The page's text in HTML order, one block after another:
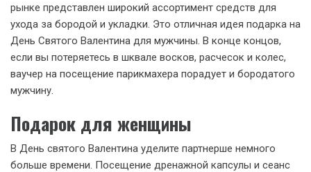
рынке представлен широкий ассортимент средств для
ухода за бородой и укладки. Это отличная идея подарка на
День Святого Валентина для мужчины. В конце концов,
если вы потеряетесь в шквале восков, расчесок и колес,
ваучер на посещение парикмахера порадует и бородатого
мужчину.
Подарок для женщины
В День святого Валентина уделите партнерше немного
больше времени. Посещение дренажной капсулы и сеанс